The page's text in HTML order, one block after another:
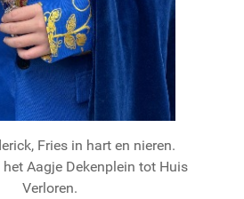
Fries in hart en nieren.
Aagje Dekenplein tot Huis
Verloren.